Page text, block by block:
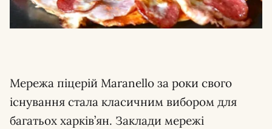
Мережа піцерій Maranello за роки свого
існування стала класичним вибором для
багатьох харків’ян. Заклади мережі